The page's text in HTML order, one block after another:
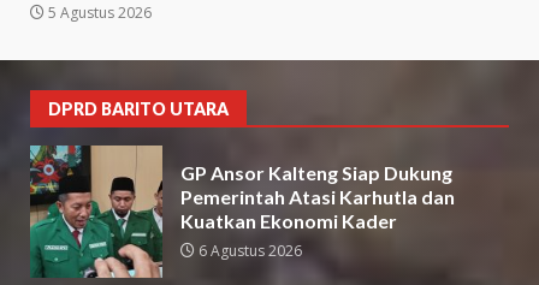
5 Agustus 2026
DPRD BARITO UTARA
GP Ansor Kalteng Siap Dukung
Pemerintah Atasi Karhutla dan
Kuatkan Ekonomi Kader
6 Agustus 2026